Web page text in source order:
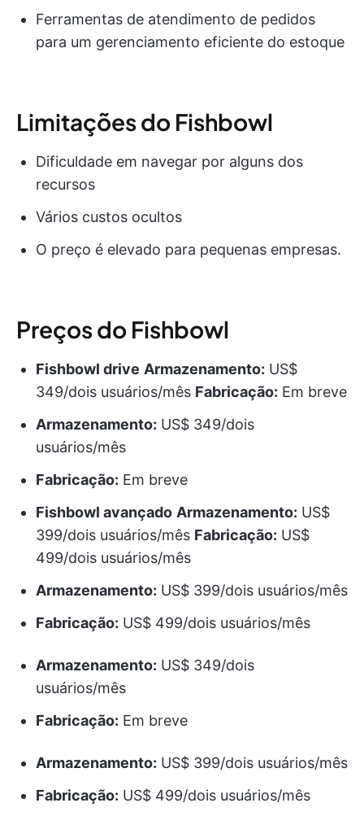
Ferramentas de atendimento de pedidos
para um gerenciamento eficiente do estoque
Limitações do Fishbowl
Dificuldade em navegar por alguns dos
recursos
Vários custos ocultos
O preço é elevado para pequenas empresas.
Preços do Fishbowl
Fishbowl drive Armazenamento: US$
349/dois usuários/mês Fabricação: Em breve
Armazenamento: US$ 349/dois
usuários/mês
Fabricação: Em breve
Fishbowl avançado Armazenamento: US$
399/dois usuários/mês Fabricação: US$
499/dois usuários/mês
Armazenamento: US$ 399/dois usuários/mês
Fabricação: US$ 499/dois usuários/mês
Armazenamento: US$ 349/dois
usuários/mês
Fabricação: Em breve
Armazenamento: US$ 399/dois usuários/mês
Fabricação: US$ 499/dois usuários/mês